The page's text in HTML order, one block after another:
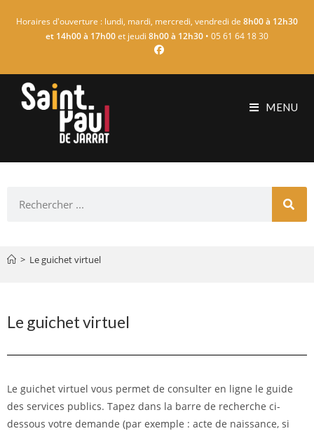
Horaires d'ouverture : lundi, mardi, mercredi, vendredi de 8h00 à 12h30
et 14h00 à 17h00et jeudi 8h00 à 12h30 • 05 61 64 18 30
MENU
> Le guichet virtuel
Le guichet virtuel
Le guichet virtuel vous permet de consulter en ligne le guide
des services publics. Tapez dans la barre de recherche ci-
dessous votre demande (par exemple : acte de naissance, si